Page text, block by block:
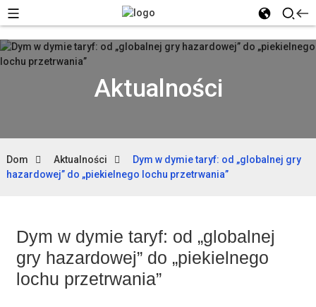
Aktualności
Dom Aktualności
Dym w dymie taryf: od „globalnej gry
hazardowej” do „piekielnego lochu przetrwania”
Dym w dymie taryf: od „globalnej
gry hazardowej” do „piekielnego
lochu przetrwania”